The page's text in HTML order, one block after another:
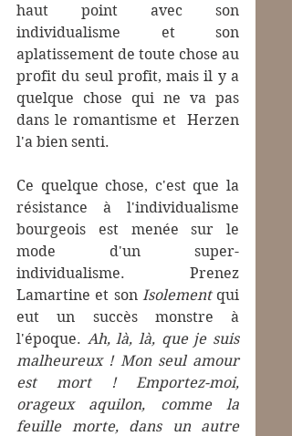
haut point avec son
individualisme et son
aplatissement de toute chose au
profit du seul profit, mais il y a
quelque chose qui ne va pas
dans le romantisme et  Herzen
l'a bien senti.
Ce quelque chose, c'est que la
résistance à l'individualisme
bourgeois est menée sur le
mode d'un super-
individualisme. Prenez
Lamartine et son Isolement qui
eut un succès monstre à
l'époque. Ah, là, là, que je suis
malheureux ! Mon seul amour
est mort ! Emportez-moi,
orageux aquilon, comme la
feuille morte, dans un autre